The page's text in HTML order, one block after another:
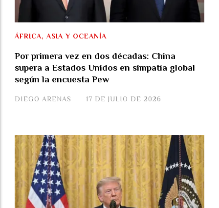
Por primera vez en dos décadas: China
supera a Estados Unidos en simpatía global
según la encuesta Pew
DIEGO ARENAS
ÁFRICA, ASIA Y OCEANÍA
17 DE JULIO DE 2026